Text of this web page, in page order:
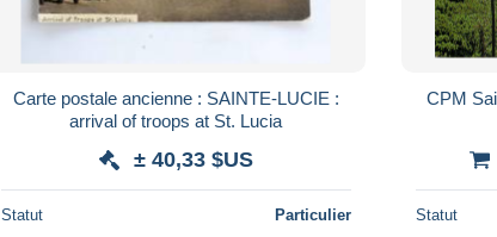
Carte postale ancienne : SAINTE-LUCIE :
arrival of troops at St. Lucia
± 40,33 $US
Statut Particulier
CPM
Statut